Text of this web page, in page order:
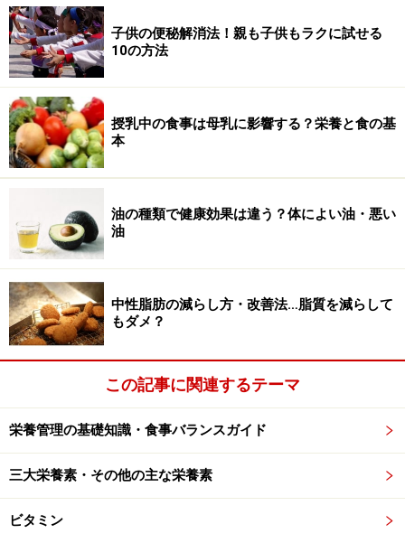
断・治療行為ではありません。診断・治療を必要とする方は、適
切な医療機関での受診をおすすめいたします。記事内容は執筆者
個人の見解によるものであり、全ての方への有効性を保証するも
のではありません。当サイトで提供する情報に基づいて被ったい
かなる損害についても、当社、各ガイド、その他当社と契約した
情報提供者は一切の責任を負いかねます。
免責事項
子供の便秘解消法！親も子供もラクに試せる
10の方法
授乳中の食事は母乳に影響する？栄養と食の基
本
油の種類で健康効果は違う？体によい油・悪い
油
中性脂肪の減らし方・改善法…脂質を減らして
もダメ？
この記事に関連するテーマ
栄養管理の基礎知識・食事バランスガイド
三大栄養素・その他の主な栄養素
ビタミン